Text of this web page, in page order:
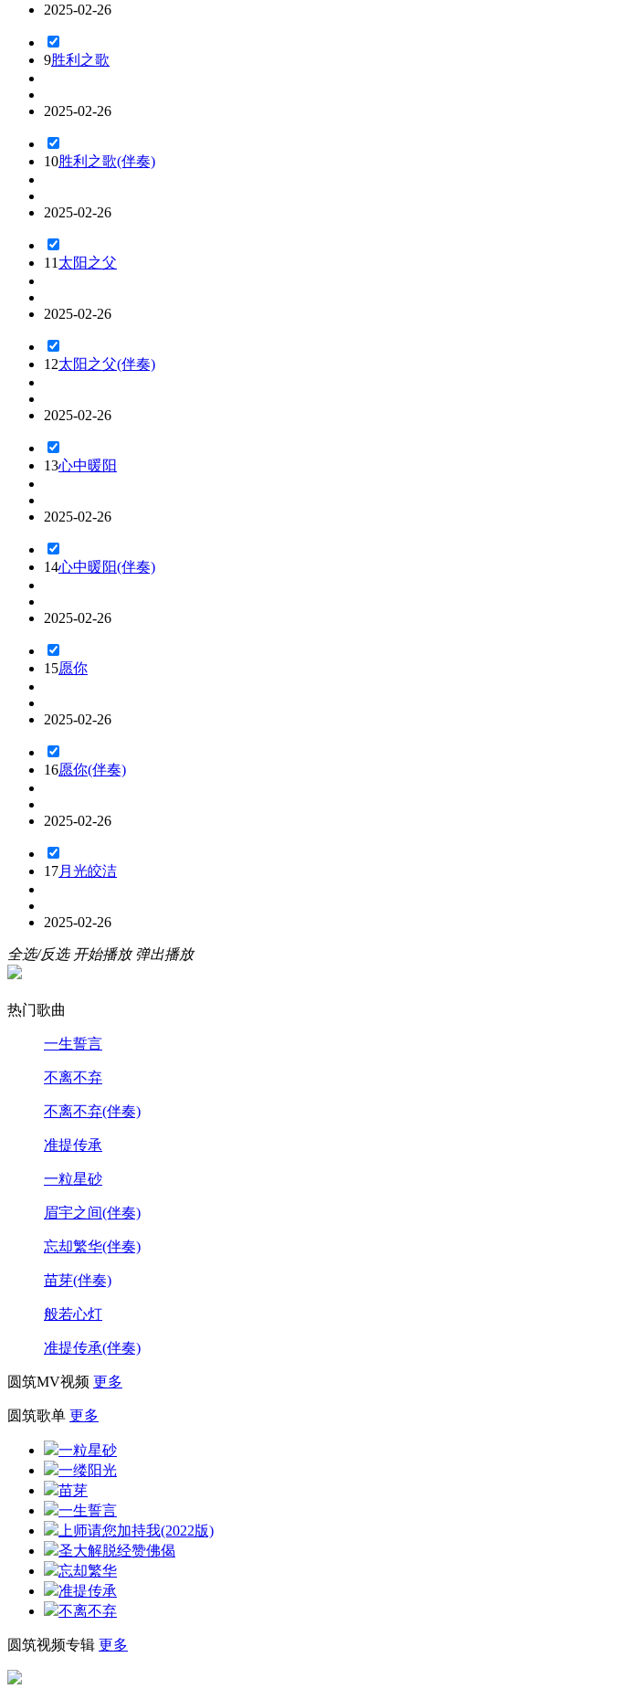
2025-02-26
9胜利之歌
2025-02-26
10胜利之歌(伴奏)
2025-02-26
11 太阳之父
2025-02-26
12太阳之父(伴奏)
2025-02-26
13心中暖阳
2025-02-26
14心中暖阳(伴奏)
2025-02-26
15愿你
2025-02-26
16愿你(伴奏)
2025-02-26
17月光皎洁
2025-02-26
全选/反选 开始播放 弹出播放
热门歌曲
一生誓言
不离不弃
不离不弃(伴奏)
准提传承
一粒星砂
眉宇之间(伴奏)
忘却繁华(伴奏)
苗芽(伴奏)
般若心灯
准提传承(伴奏)
圆筑MV视频 更多
圆筑歌单 更多
一粒星砂
一缕阳光
苗芽
一生誓言
上师请您加持我(2022版)
圣大解脱经赞佛偈
忘却繁华
准提传承
不离不弃
圆筑视频专辑 更多